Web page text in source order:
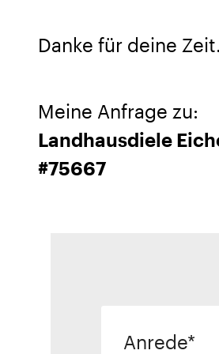
Danke für deine Zeit.
Meine Anfrage zu:
Landhausdiele
#75667
Anrede